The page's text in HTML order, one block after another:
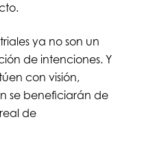
ya no son un
de intenciones. Y
con visión,
se beneficiarán de
de